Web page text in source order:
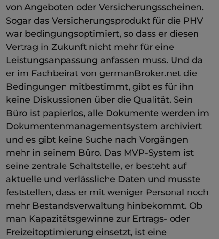
von Angeboten oder Versicherungsscheinen.
Sogar das Versicherungsprodukt für die PHV
war bedingungsoptimiert, so dass er diesen
Vertrag in Zukunft nicht mehr für eine
Leistungsanpassung anfassen muss. Und da
er im Fachbeirat von germanBroker.net die
Bedingungen mitbestimmt, gibt es für ihn
keine Diskussionen über die Qualität. Sein
Büro ist papierlos, alle Dokumente werden im
Dokumentenmanagementsystem archiviert
und es gibt keine Suche nach Vorgängen
mehr in seinem Büro. Das MVP-System ist
seine zentrale Schaltstelle, er besteht auf
aktuelle und verlässliche Daten und musste
feststellen, dass er mit weniger Personal noch
mehr Bestandsverwaltung hinbekommt. Ob
man Kapazitätsgewinne zur Ertrags- oder
Freizeitoptimierung einsetzt, ist eine